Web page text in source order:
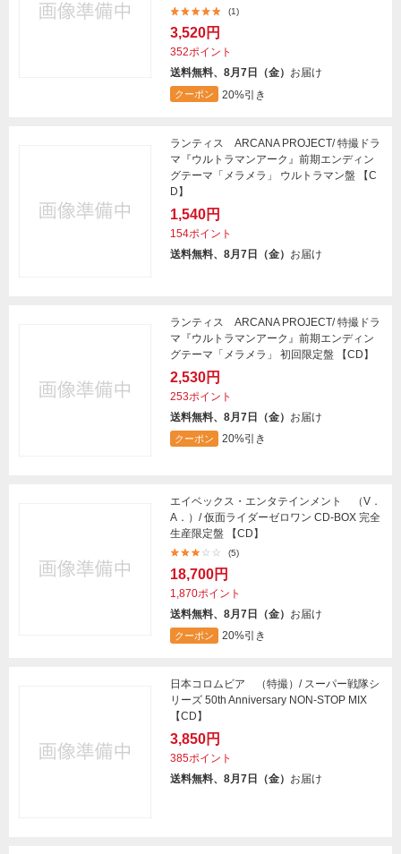
(1)
3,520円
352ポイント
送料無料、8月7日（金） お届け
クーポン 20%引き
ランティス ARCANA PROJECT/ 特撮ドラ
マ『ウルトラマンアーク』前期エンディン
グテーマ「メラメラ」 ウルトラマン盤 【C
D】
1,540円
154ポイント
送料無料、8月7日（金） お届け
ランティス ARCANA PROJECT/ 特撮ドラ
マ『ウルトラマンアーク』前期エンディン
グテーマ「メラメラ」 初回限定盤 【CD】
2,530円
253ポイント
送料無料、8月7日（金） お届け
クーポン 20%引き
エイベックス・エンタテインメント （V．
A．）/ 仮面ライダーゼロワン CD-BOX 完全
生産限定盤 【CD】
(5)
18,700円
1,870ポイント
送料無料、8月7日（金） お届け
クーポン 20%引き
日本コロムビア （特撮）/ スーパー戦隊シ
リーズ 50th Anniversary NON-STOP MIX
【CD】
3,850円
385ポイント
送料無料、8月7日（金） お届け